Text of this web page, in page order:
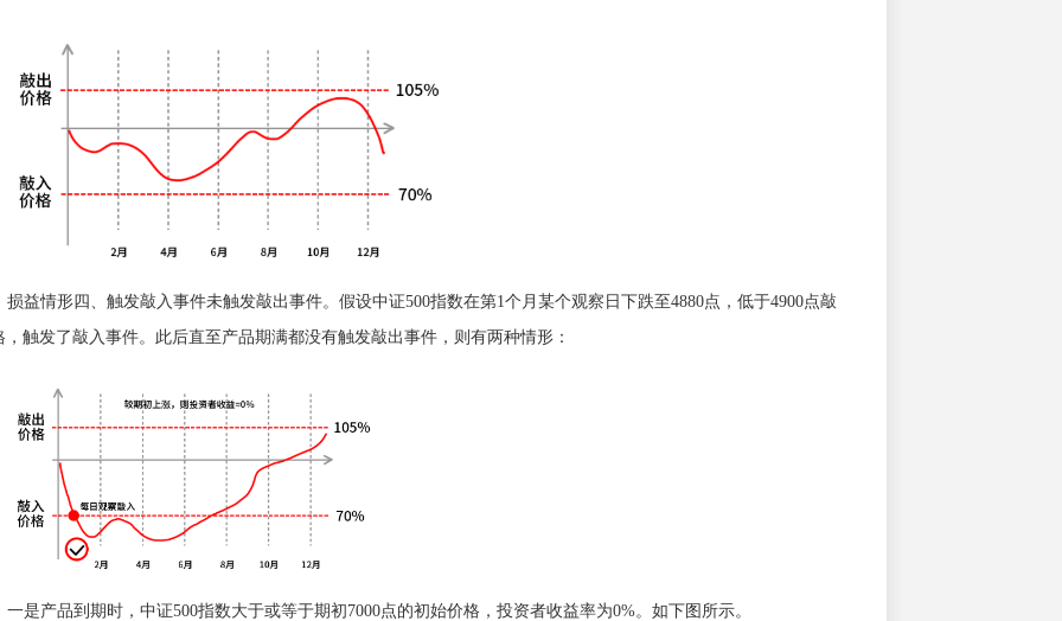
损益情形四、触发敲入事件未触发敲出事件。假设中证500指数在第1个月某个观察日下跌至4880点，低于4900点敲
，触发了敲入事件。此后直至产品期满都没有触发敲出事件，则有两种情形：
一是产品到期时，中证500指数大于或等于期初7000点的初始价格，投资者收益率为0%。如下图所示。